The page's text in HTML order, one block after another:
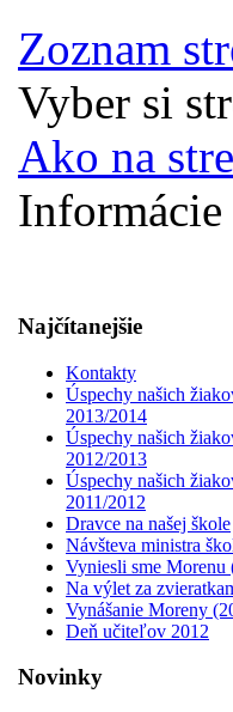
Zoznam
Vyber si
Ako na
Informácie
Najčítanejšie
Kontakty
Úspechy našich
2013/2014
Úspechy našich
2012/2013
Úspechy našich
2011/2012
Dravce na našej škole
Návšteva ministra
Vyniesli sme Morenu
Na výlet za
Vynášanie Moreny
Deň učiteľov 2012
Novinky